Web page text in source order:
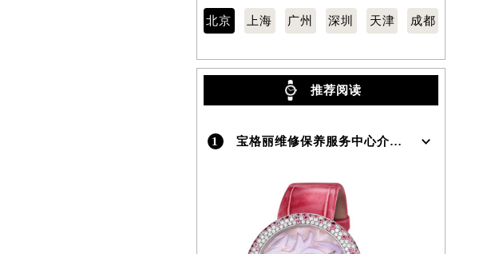
预约）
北京 上海 广州 深圳 天津 成都
推荐阅读
1 宝格丽维修保养服务中心介绍 | Bvlgari